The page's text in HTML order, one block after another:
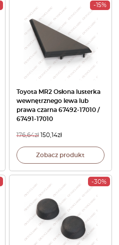
-15%
Toyota MR2 Osłona lusterka
wewnętrznego lewa lub
prawa czarna 67492-17010 /
67491-17010
176,64zł 150,14zł
Zobacz produkt
-30%